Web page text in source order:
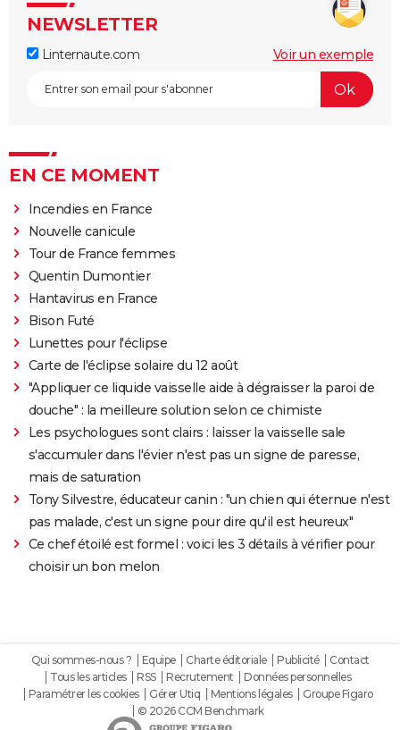
NEWSLETTER
Linternaute.com Voir un exemple
EN CE MOMENT
Incendies en France
Nouvelle canicule
Tour de France femmes
Quentin Dumontier
Hantavirus en France
Bison Futé
Lunettes pour l'éclipse
Carte de l'éclipse solaire du 12 août
"Appliquer ce liquide vaisselle aide à dégraisser la paroi de
douche" : la meilleure solution selon ce chimiste
Les psychologues sont clairs : laisser la vaisselle sale
s'accumuler dans l'évier n'est pas un signe de paresse,
mais de saturation
Tony Silvestre, éducateur canin : "un chien qui éternue n'est
pas malade, c'est un signe pour dire qu'il est heureux"
Ce chef étoilé est formel : voici les 3 détails à vérifier pour
choisir un bon melon
Qui sommes-nous ? Equipe Charte éditoriale Publicité
Contact
Tous les articles
RSS Recrutement
Données personnelles
Paramétrer les cookies
Gérer Utiq Mentions légales
Groupe Figaro
© 2026 CCM Benchmark